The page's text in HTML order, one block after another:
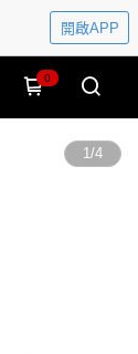
開啟APP
0
1/4